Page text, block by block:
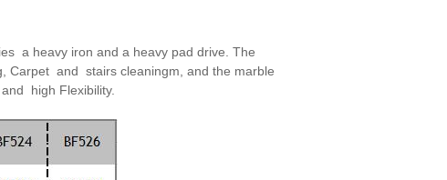
a heavy iron and a heavy pad drive. The
Carpet and stairs cleaningm, and the marble
high Flexibility.